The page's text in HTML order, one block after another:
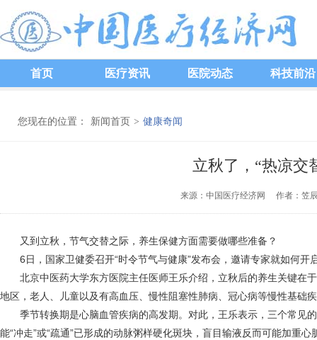
首页 医疗资讯 医院动态 科技前沿
您现在的位置： 新闻首页 > 健康奇闻
立秋了，“热凉交
来源：中国医疗经济网 作者：
又到立秋，节气交替之际，养生保健方面需要做哪些准备？
6日，国家卫健委召开“时令节气与健康”发布会，邀请专家就如何开
北京中医药大学东方医院主任医师王乐介绍，立秋后的养生关键在于
地区，老人、儿童以及有高血压、慢性阻塞性肺病、冠心病等慢性基础
季节转换期是心脑血管疾病的高发期。对此，王乐表示，三个常见的
能“冲走”或“疏通”已形成的动脉粥样硬化斑块，盲目输液反而可能加重